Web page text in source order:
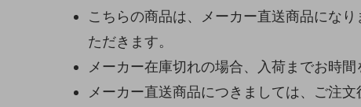
こちらの商品は、メーカー直送商品にな
ただきます。
メーカー在庫切れの場合、入荷までお時
メーカー直送商品につきましては、ご注